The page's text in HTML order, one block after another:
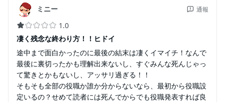
ミニー 通報
1.0
凄く残念な終わり方！！ヒドイ
途中まで面白かったのに最後の結末は凄くイマイチ！なんで
最後に裏切ったかも理解出来ないし、すぐみんな死んじゃっ
て驚きとかもないし、アッサリ過ぎる！！
そもそも全部の役職か誰か分からないなら、最初から役職設
定いるの？せめて読者には死んでからでも役職発表すれば良